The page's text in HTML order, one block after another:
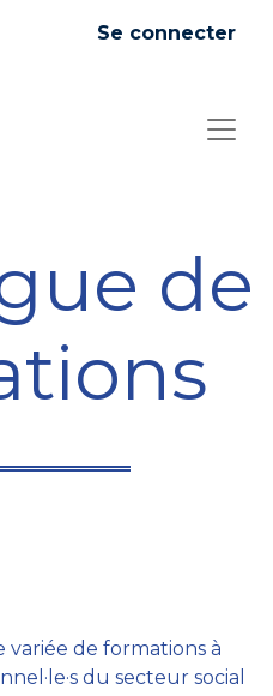
Se connecter
de
de formations à
du secteur social